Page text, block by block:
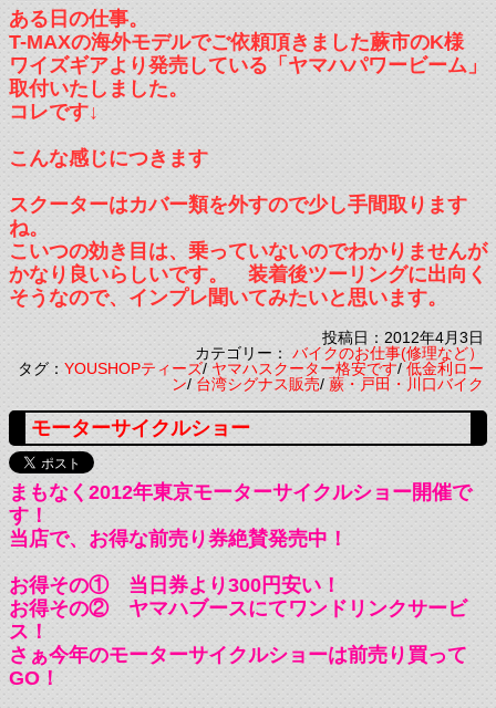
ある日の仕事。
T-MAXの海外モデルでご依頼頂きました蕨市のK様
ワイズギアより発売している「ヤマハパワービーム」
取付いたしました。
コレです↓
こんな感じにつきます
スクーターはカバー類を外すので少し手間取ります
ね。
こいつの効き目は、乗っていないのでわかりませんが
かなり良いらしいです。 装着後ツーリングに出向く
そうなので、インプレ聞いてみたいと思います。
投稿日：2012年4月3日
カテゴリー：バイクのお仕事(修理など）
タグ：YOUSHOPティーズ/ヤマハスクーター格安です/低金利ロー
ン/台湾シグナス販売/蕨・戸田・川口バイク
モーターサイクルショー
まもなく2012年東京モーターサイクルショー開催で
す！
当店で、お得な前売り券絶賛発売中！
お得その① 当日券より300円安い！
お得その② ヤマハブースにてワンドリンクサービ
ス！
さぁ今年のモーターサイクルショーは前売り買って
GO！